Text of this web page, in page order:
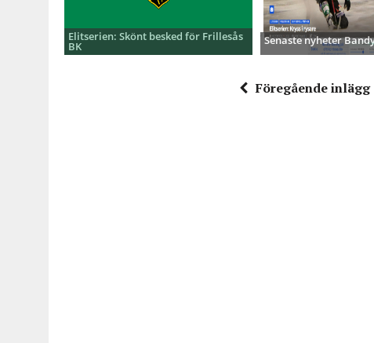
Elitserien: Skönt besked för Frillesås
BK Senaste nyheter
Föregående inlägg